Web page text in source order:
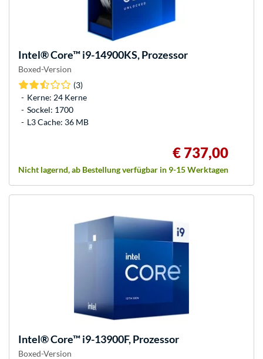
Intel®Core™ i9-14900KS, Prozessor
Boxed-Version
(3)
Kerne: 24 Kerne
Sockel: 1700
L3 Cache: 36 MB
€ 737,00
Nicht lagernd, ab Bestellung verfügbar in 9-15 Werktagen
Intel®Core™ i9-13900F, Prozessor
Boxed-Version